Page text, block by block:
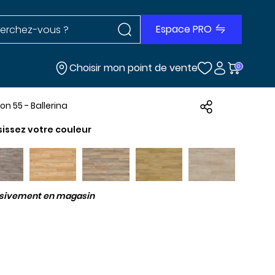
dans le site Rechercher dans le site
Espace PRO
Choisir mon point de vente 0
55 - Ballerina
votre couleur
en magasin